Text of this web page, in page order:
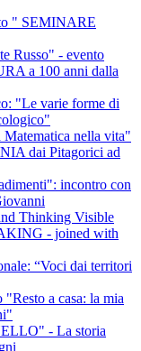
" SEMINARE
Russo" - evento
a 100 anni dalla
"Le varie forme di
nella vita"
dai Pitagorici ad
incontro con
Thinking Visible
- joined with
“Voci dai territori
a casa: la mia
- La storia